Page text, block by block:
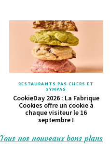
RESTAURANTS PAS CHERS ET
SYMPAS
CookieDay 2026 : La Fabrique
Cookies offre un cookie à
chaque visiteur le 16
septembre !
Tous nos nouveaux bons plans